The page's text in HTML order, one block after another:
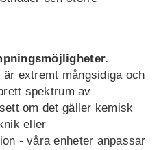
.
extremt mångsidiga och
spektrum av
om det gäller kemisk
eller
- våra enheter anpassar